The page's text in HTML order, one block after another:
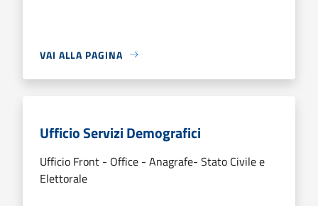
VAI ALLA PAGINA
Ufficio Servizi Demografici
Ufficio Front - Office - Anagrafe- Stato Civile e
Elettorale